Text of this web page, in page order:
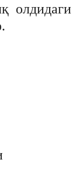
олдидаги